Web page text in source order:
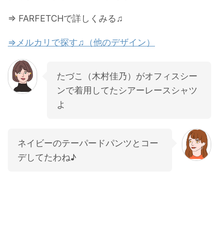
⇒ FARFETCHで詳しくみる♫
⇒メルカリで探す♫（他のデザイン）
たづこ（木村佳乃）がオフィスシー
ンで着用してたシアーレースシャツ
よ
ネイビーのテーパードパンツとコー
デしてたわね♪